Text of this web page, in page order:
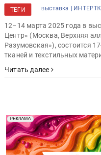
ТЕГИ выставка |
12–14 марта 2025 года в
Центр» (Москва, Верхняя
Разумовская»), состоится
тканей и текстильных
Читать далее
РЕКЛАМА
Реклама. Рекламодатель ООО
Печати" erid: 2SDnjd2d4Qz